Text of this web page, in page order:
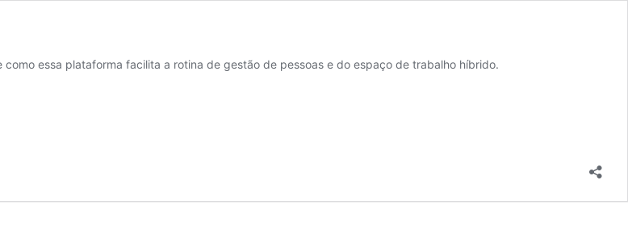
essa plataforma facilita a rotina de gestão de pessoas e do espaço de trabalho híbrido.